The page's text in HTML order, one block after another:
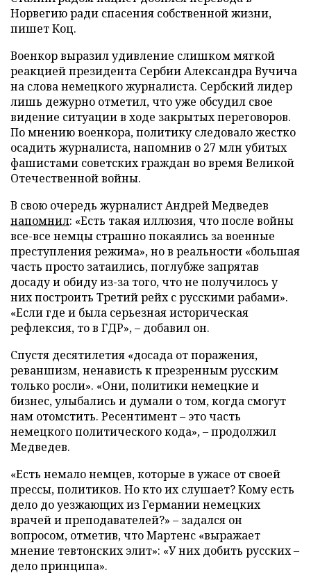
Норвегию ради спасения собственной жизни,
пишет Коц.
Военкор выразил удивление слишком мягкой
реакцией президента Сербии Александра Вучича
на слова немецкого журналиста. Сербский лидер
лишь дежурно отметил, что уже обсудил свое
видение ситуации в ходе закрытых переговоров.
По мнению военкора, политику следовало жестко
осадить журналиста, напомнив о 27 млн убитых
фашистами советских граждан во время Великой
Отечественной войны.
В свою очередь журналист Андрей Медведев
напомнил: «Есть такая иллюзия, что после войны
все-все немцы страшно покаялись за военные
преступления режима», но в реальности «большая
часть просто затаились, поглубже запрятав
досаду и обиду из-за того, что не получилось у
них построить Третий рейх с русскими рабами».
«Если где и была серьезная историческая
рефлексия, то в ГДР», – добавил он.
Спустя десятилетия «досада от поражения,
реваншизм, ненависть к презренным русским
только росли». «Они, политики немецкие и
бизнес, улыбались и думали о том, когда смогут
нам отомстить. Ресентимент – это часть
немецкого политического кода», – продолжил
Медведев.
«Есть немало немцев, которые в ужасе от своей
прессы, политиков. Но кто их слушает? Кому есть
дело до уезжающих из Германии немецких
врачей и преподавателей?» – задался он
вопросом, отметив, что Мартенс «выражает
мнение тевтонских элит»: «У них добить русских –
дело принципа».